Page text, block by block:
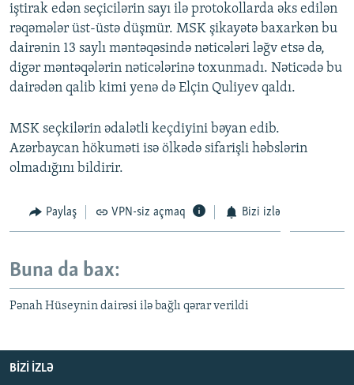
iştirak edən seçicilərin sayı ilə protokollarda əks edilən
rəqəmələr üst-üstə düşmür. MSK şikayətə baxarkən bu
dairənin 13 saylı məntəqəsində nəticələri ləğv etsə də,
digər məntəqələrin nəticələrinə toxunmadı. Nəticədə bu
dairədən qalib kimi yenə də Elçin Quliyev qaldı.
MSK seçkilərin ədalətli keçdiyini bəyan edib.
Azərbaycan hökuməti isə ölkədə sifarişli həbslərin
olmadığını bildirir.
Paylaş VPN-siz açmaq Bizi izlə
Buna da bax:
Pənah Hüseynin dairəsi ilə bağlı qərar verildi
BIZI IZLƏ